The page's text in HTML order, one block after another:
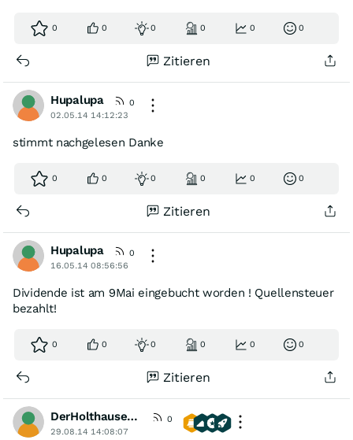
0 0 0 0 0 0
Zitieren
Hupalupa
0
02.05.14 14:12:23
stimmt nachgelesen Danke
0 0 0 0 0 0
Zitieren
Hupalupa
0
16.05.14 08:56:56
Dividende ist am 9Mai eingebucht worden ! Quellensteuer
bezahlt!
0 0 0 0 0 0
Zitieren
DerHolthausener
0
29.08.14 14:08:07